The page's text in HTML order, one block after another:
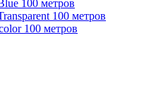
100 метров
100 метров
100 метров